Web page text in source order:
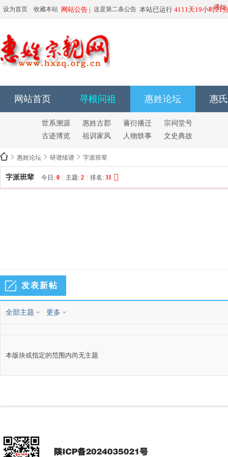
设为首页 收藏本站 本站已运行 4111天19小时21
网站公告 | 这是第二条公告
网站首页 寻根问祖 惠姓论坛 惠
世系溯源 惠姓古郡 蕃衍播迁
宗祠堂号
古迹博览
祖训家风 人物轶事 文史典故
和
惠姓论坛 研谱续谱 字派班辈
字派班辈 今日: 0 主题: 2 排名: 31
发表新帖
全部主题 更多
本版块或指定的范围内尚无主题
通知
由于